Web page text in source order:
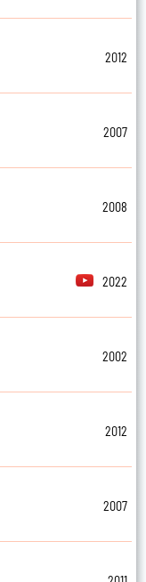
2012
2007
2008
2022
2002
2012
2007